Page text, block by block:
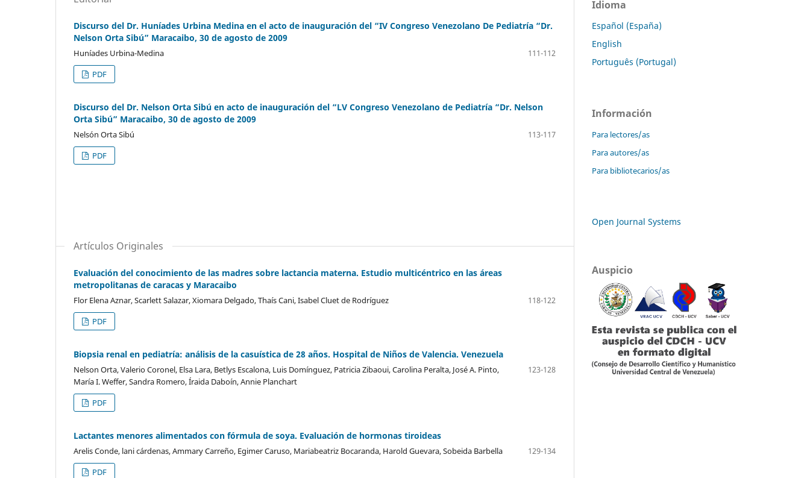
Discurso del Dr. Huníades Urbina Medina en el acto de inauguración del “IV Congreso Venezolano De Pediatría “Dr.
Nelson Orta Sibú” Maracaibo, 30 de agosto de 2009
Huníades Urbina-Medina
111-112
PDF
Discurso del Dr. Nelson Orta Sibú en acto de inauguración del “LV Congreso Venezolano de Pediatría “Dr. Nelson
Orta Sibú” Maracaibo, 30 de agosto de 2009
Nelsón Orta Sibú
113-117
PDF
Artículos Originales
Evaluación del conocimiento de las madres sobre lactancia materna. Estudio multicéntrico en las áreas
metropolitanas de caracas y Maracaibo
Flor Elena Aznar, Scarlett Salazar, Xiomara Delgado, Thaís Cani, Isabel Cluet de Rodríguez
118-122
PDF
Biopsia renal en pediatría: análisis de la casuística de 28 años. Hospital de Niños de Valencia. Venezuela
Nelson Orta, Valerio Coronel, Elsa Lara, Betlys Escalona, Luis Domínguez, Patricia Zibaoui, Carolina Peralta, José A. Pinto,
María I. Weffer, Sandra Romero, Íraida Daboín, Annie Planchart
123-128
PDF
Lactantes menores alimentados con fórmula de soya. Evaluación de hormonas tiroideas
Arelis Conde, lani cárdenas, Ammary Carreño, Egimer Caruso, Mariabeatriz Bocaranda, Harold Guevara, Sobeida Barbella
129-134
PDF
Idioma
Español (España)
English
Português (Portugal)
Información
Para lectores/as
Para autores/as
Para bibliotecarios/as
Open Journal Systems
Auspicio